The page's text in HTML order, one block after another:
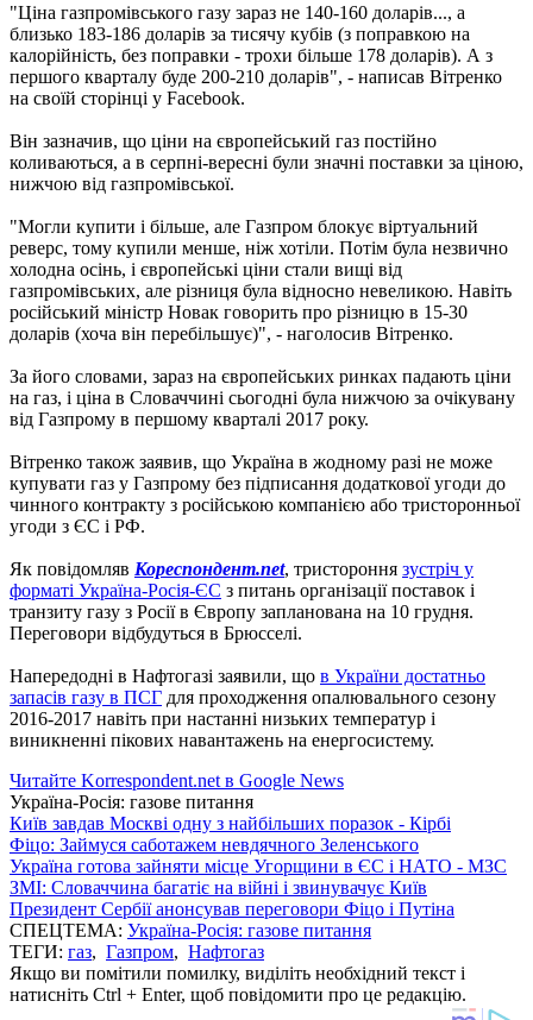
"Ціна газпромівського газу зараз не 140-160 доларів..., а
близько 183-186 доларів за тисячу кубів (з поправкою на
калорійність, без поправки - трохи більше 178 доларів). А з
першого кварталу буде 200-210 доларів", - написав Вітренко
на своїй сторінці у Facebook.
Він зазначив, що ціни на європейський газ постійно
коливаються, а в серпні-вересні були значні поставки за ціною,
нижчою від газпромівської.
"Могли купити і більше, але Газпром блокує віртуальний
реверс, тому купили менше, ніж хотіли. Потім була незвично
холодна осінь, і європейські ціни стали вищі від
газпромівських, але різниця була відносно невеликою. Навіть
російський міністр Новак говорить про різницю в 15-30
доларів (хоча він перебільшує)", - наголосив Вітренко.
За його словами, зараз на європейських ринках падають ціни
на газ, і ціна в Словаччині сьогодні була нижчою за очікувану
від Газпрому в першому кварталі 2017 року.
Вітренко також заявив, що Україна в жодному разі не може
купувати газ у Газпрому без підписання додаткової угоди до
чинного контракту з російською компанією або тристоронньої
угоди з ЄС і РФ.
Як повідомляв Кореспондент.net, тристороння зустріч у
форматі Україна-Росія-ЄС з питань організації поставок і
транзиту газу з Росії в Європу запланована на 10 грудня.
Переговори відбудуться в Брюсселі.
Напередодні в Нафтогазі заявили, що в України достатньо
запасів газу в ПСГ для проходження опалювального сезону
2016-2017 навіть при настанні низьких температур і
виникненні пікових навантажень на енергосистему.
Читайте Korrespondent.net в Google News
Україна-Росія: газове питання
Київ завдав Москві одну з найбільших поразок - Кірбі
Фіцо: Займуся саботажем невдячного Зеленського
Україна готова зайняти місце Угорщини в ЄС і НАТО - МЗС
ЗМІ: Словаччина багатіє на війні і звинувачує Київ
Президент Сербії анонсував переговори Фіцо і Путіна
СПЕЦТЕМА: Україна-Росія: газове питання
ТЕГИ: газ, Газпром, Нафтогаз
Якщо ви помітили помилку, виділіть необхідний текст і
натисніть Ctrl + Enter, щоб повідомити про це редакцію.